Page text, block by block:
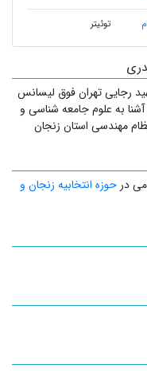
توئیتر
رجایی تهران فوق لیسانس
برق دانشگاه علوم تحقیقات تهران متولد ۱۳۶۵ آشنا به علوم جامعه شناسی و
مهندسی استان زنجان
در حوزه انتخابیه زنجان و